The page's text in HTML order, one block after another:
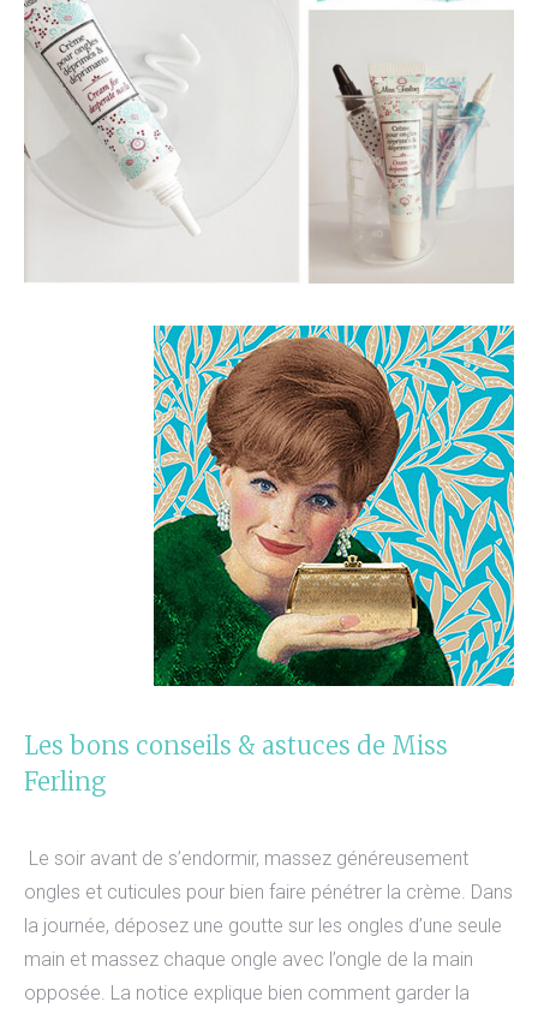
Les bons conseils & astuces de Miss
Ferling
Le soir avant de s’endormir, massez généreusement
ongles et cuticules pour bien faire pénétrer la crème. Dans
la journée, déposez une goutte sur les ongles d’une seule
main et massez chaque ongle avec l’ongle de la main
opposée. La notice explique bien comment garder la